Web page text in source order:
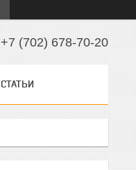
+7 (702) 678-70-20
СТАТЬИ